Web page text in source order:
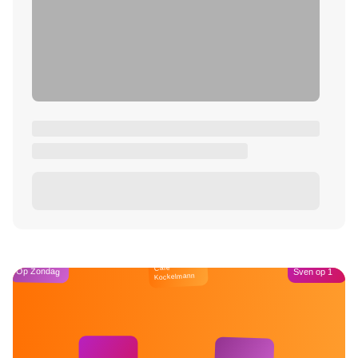
Op Zondag Café
Kockelmann Sven op 1